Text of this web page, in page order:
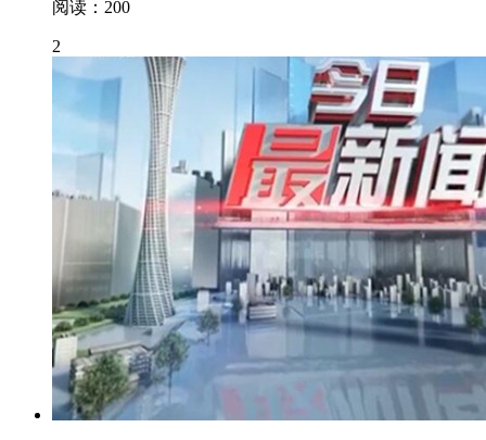
阅读：200
2